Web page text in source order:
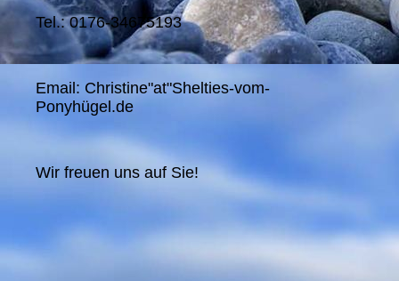
Tel.: 0176-34675193
Email: Christine"at"Shelties-vom-
Ponyhügel.de
Wir freuen uns auf Sie!